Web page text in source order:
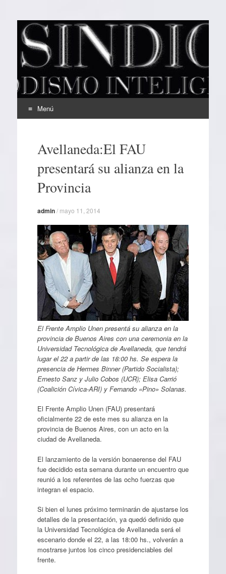
EL SINDICAL
Periodismo Inteligente
Menú
contenidoAvellaneda:El FAU
presentará su alianza en la
Provincia
admin/ mayo 11, 2014
El Frente Amplio Unen presentá su alianza en la
provincia de Buenos Aires con una ceremonia en la
Universidad Tecnológica de Avellaneda, que tendrá
lugar el 22 a partir de las 18:00 hs. Se espera la
presencia de Hermes Binner (Partido Socialista);
Ernesto Sanz y Julio Cobos (UCR); Elisa Carrió
(Coalición Cívica-ARI) y Fernando «Pino» Solanas.
El Frente Amplio Unen (FAU) presentará
oficialmente 22 de este mes su alianza en la
provincia de Buenos Aires, con un acto en la
ciudad de Avellaneda.
El lanzamiento de la versión bonaerense del FAU
fue decidido esta semana durante un encuentro que
reunió a los referentes de las ocho fuerzas que
integran el espacio.
Si bien el lunes próximo terminarán de ajustarse los
detalles de la presentación, ya quedó definido que
la Universidad Tecnológica de Avellaneda será el
escenario donde el 22, a las 18:00 hs., volverán a
mostrarse juntos los cinco presidenciables del
frente.